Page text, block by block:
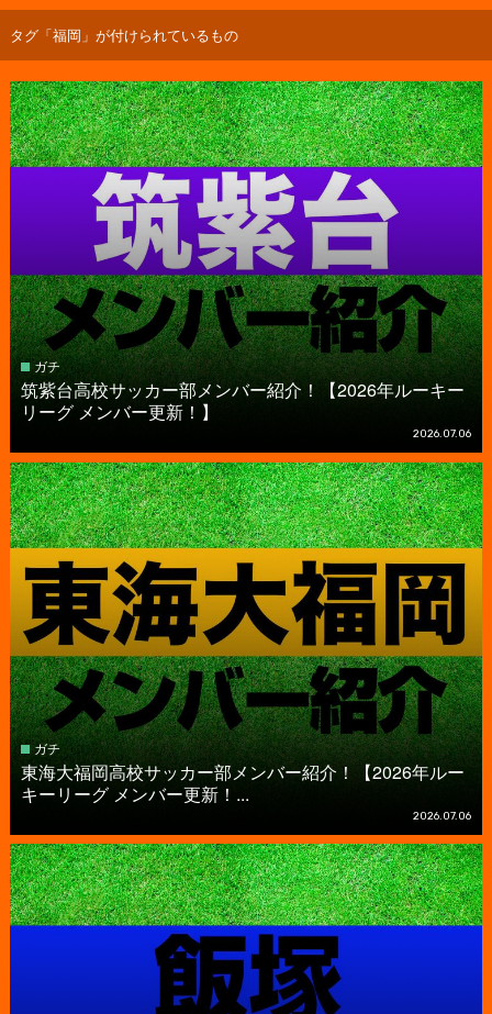
タグ「福岡」が付けられているもの
ガチ
筑紫台高校サッカー部メンバー紹介！【2026年ルーキー
リーグ メンバー更新！】
2026.07.06
ガチ
東海大福岡高校サッカー部メンバー紹介！【2026年ルー
キーリーグ メンバー更新！...
2026.07.06